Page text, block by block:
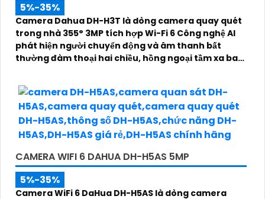
5%-35%
Camera Dahua DH-H3T là dòng camera quay quét
trong nhà 355° 3MP tích hợp Wi-Fi 6 Công nghệ AI
phát hiện người chuyển động và âm thanh bất
thường đàm thoại hai chiều, hồng ngoại tầm xa ban
điều khiển từ xa qua ứng dụng DMSS
CAMERA WIFI 6 DAHUA DH-H5AS 5MP
5%-35%
Camera WiFi 6 DaHua DH-H5AS là dòng camera